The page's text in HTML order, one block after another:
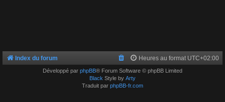
Index du forum Heures au format UTC+02:00
Développé par phpBB® Forum Software © phpBB Limited
Black Style by Arty
Traduit par phpBB-fr.com